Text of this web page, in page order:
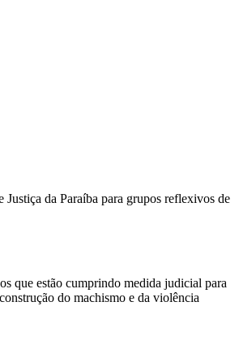
da Paraíba para grupos reflexivos de
que estão cumprindo medida judicial para
do machismo e da violência